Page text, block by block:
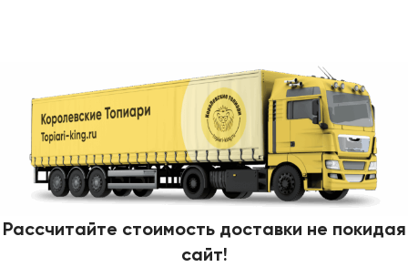
Рассчитайте стоимость доставки не покидая
сайт!